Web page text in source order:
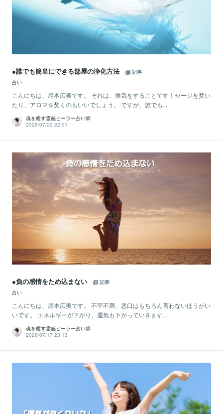
●誰でも簡単にできる部屋の浄化方法
記事
占い
こんにちは、尾本広美です。 それは、換気をすることです！セージを焚い
たり、アロマを焚くのもいいでしょう。 ですが、誰でも...
魂を癒す霊感ヒーラー占い師
2026/07/22 22:01
●負の感情をため込まない
記事
占い
こんにちは、尾本広美です。 不平不満、悪口はもちろん言わないほうがい
いです。 エネルギーが下がり、運気も下がっていきます...
魂を癒す霊感ヒーラー占い師
2026/07/17 23:13